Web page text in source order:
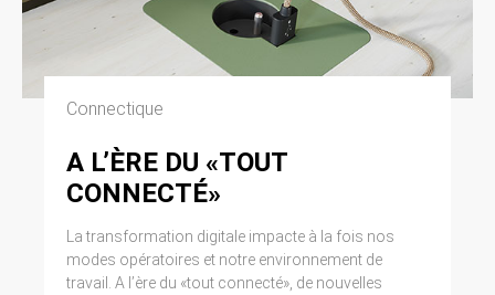
Connectique
A L’ÈRE DU «TOUT
CONNECTÉ»
La transformation digitale impacte à la fois nos
modes opératoires et notre environnement de
travail. A l’ère du «tout connecté», de nouvelles